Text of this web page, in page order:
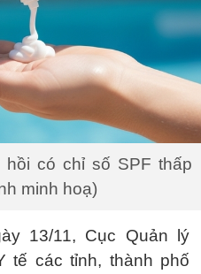
hồi có chỉ số SPF thấp
minh hoạ)
13/11, Cục Quản lý
tế các tỉnh, thành phố